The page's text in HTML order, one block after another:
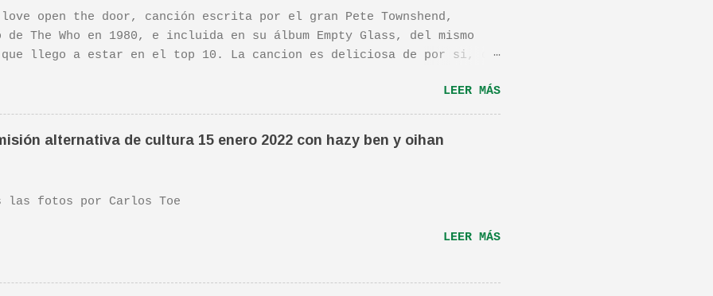
love open the door, canción escrita por el gran Pete Townshend,
de The Who en 1980, e incluida en su álbum Empty Glass, del mismo
llego a estar en el top 10. La cancion es deliciosa de por si, de
de Pete. Ayer pude ver una estupenda película llamada "Dan in
Recomendada por TOE hace unos posts.Yo también os la recomiendo.
escena de la peli Dan y su hermano interpretan esta canción.De hecho
sonora, interpretada por Sondre Lerche , incluye una magnifica Per-
este tema de Townshend. PINCHA AQUÍ Y LA TENDRÁS...
LEER MÁS
alternativa de cultura 15 enero 2022 con hazy ben y oihan
las fotos por Carlos Toe
LEER MÁS